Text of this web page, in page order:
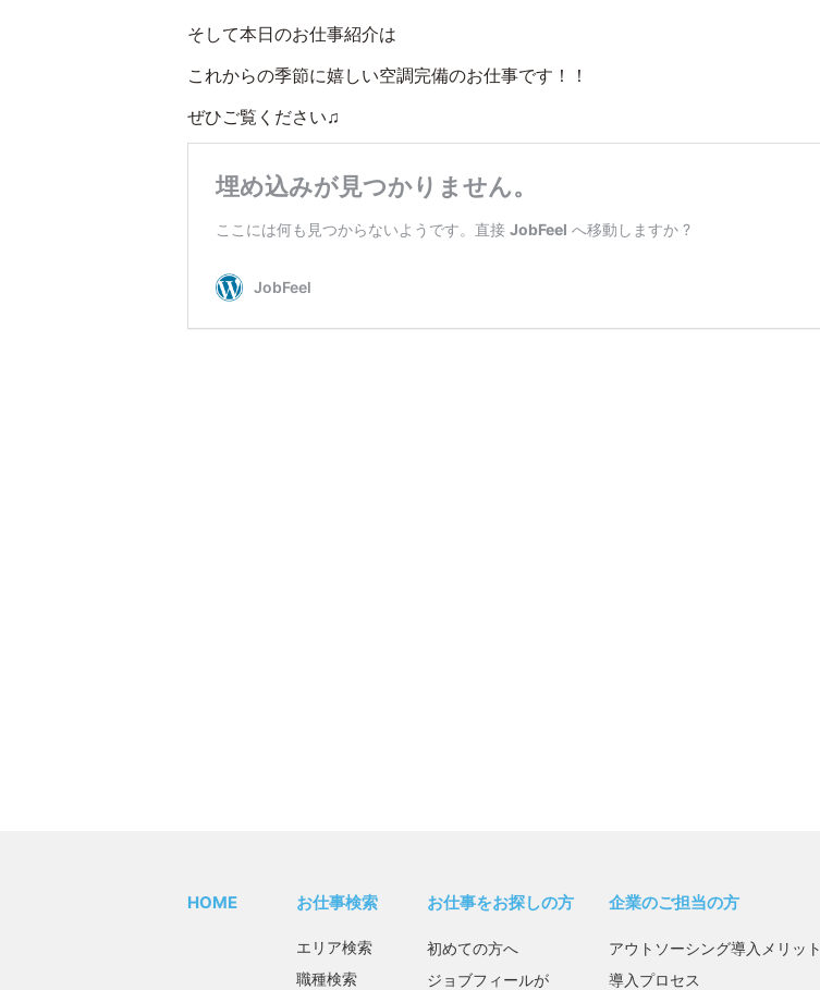
そして本日のお仕事紹介は
これからの季節に嬉しい空調完備のお仕事です！！
ぜひご覧ください♫
HOME お仕事検索
エリア検索
職種検索
お仕事をお探しの方
初めての方へ
ジョブフィールが
企業のご担当の方
アウトソーシング導入メリット
導入プロセス